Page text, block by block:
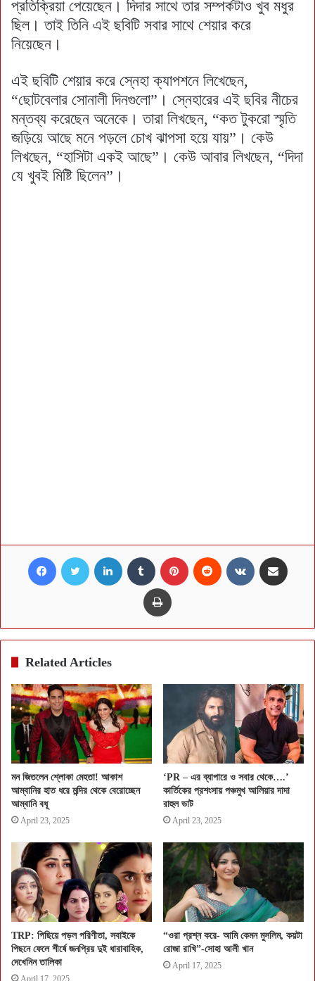
প্রতিক্রিয়া পেয়েছেন। দিদার সাথে তার সম্পর্কটাও খুব মধুর
ছিল। তাই তিনি এই ছবিটি সবার সাথে শেয়ার করে
নিয়েছেন।
এই ছবিটি শেয়ার করে স্নেহা ক্যাপশনে লিখেছেন,
“ছোটবেলার সোনালী দিনগুলো”। স্নেহারের এই ছবির নীচের
মন্তব্য করেছেন অনেকে। তারা লিখছেন, “কত টুকরো স্মৃতি
জড়িয়ে আছে মনে পড়লে চোখ ঝাপসা হয়ে যায়”। কেউ
লিখছেন, “হাসিটা একই আছে”। কেউ আবার লিখছেন, “দিদা
যে খুবই মিষ্টি ছিলেন”।
Facebook Twitter LinkedIn Tumblr Pinterest Reddit VKontakte
Print
Related Articles
মন জিতলেন শ্লোকা মেহতা! আকাশ
আম্বানির হাত ধরে মন্দির থেকে বেরোচ্ছেন
আম্বানি বধূ
April 23, 2025
‘PR – এর ব্যাপারে ও সবার থেকে….’
কার্তিকের প্রশংসায় পঞ্চমুখ আলিয়ার দাদা
রাহুল ভাট
April 23, 2025
TRP: পিছিয়ে পড়ল পরিণীতা, সবাইকে
পিছনে ফেলে শীর্ষে জনপ্রিয় দুই ধারাবাহিক,
দেখেনিন তালিকা
April 17, 2025
“ওরা প্রশ্ন করে- আমি কেমন মুসলিম, কয়টা
রোজা রাখি”-সোহা আলী খান
April 17, 2025